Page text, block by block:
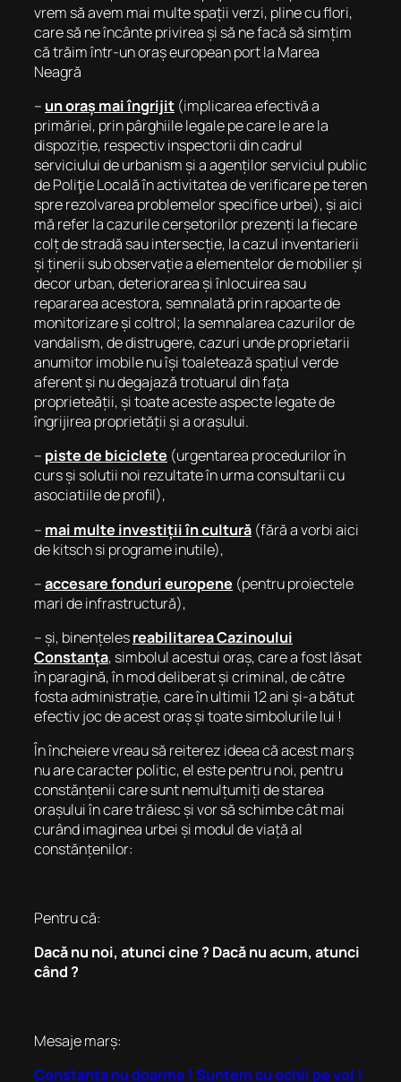
vrem să avem mai multe spații verzi, pline cu flori,
care să ne încânte privirea și să ne facă să simțim
că trăim într-un oraș european port la Marea
Neagră
– un oraș mai îngrijit (implicarea efectivă a
primăriei, prin pârghiile legale pe care le are la
dispoziție, respectiv inspectorii din cadrul
serviciului de urbanism și a agenților serviciul public
de Poliţie Locală în activitatea de verificare pe teren
spre rezolvarea problemelor specifice urbei), și aici
mă refer la cazurile cerșetorilor prezenți la fiecare
colț de stradă sau intersecție, la cazul inventarierii
și ținerii sub observație a elementelor de mobilier și
decor urban, deteriorarea și înlocuirea sau
repararea acestora, semnalată prin rapoarte de
monitorizare și coltrol; la semnalarea cazurilor de
vandalism, de distrugere, cazuri unde proprietarii
anumitor imobile nu își toaletează spațiul verde
aferent și nu degajază trotuarul din fața
proprieteății, și toate aceste aspecte legate de
îngrijirea proprietății și a orașului.
– piste de biciclete (urgentarea procedurilor în
curs și solutii noi rezultate în urma consultarii cu
asociatiile de profil),
– mai multe investiții în cultură (fără a vorbi aici
de kitsch si programe inutile),
–accesare fonduri europene (pentru proiectele
mari de infrastructură),
– și, binențelesreabilitarea Cazinoului
Constanța, simbolul acestui oraș, care a fost lăsat
în paragină, în mod deliberat și criminal, de către
fosta administrație, care în ultimii 12 ani și-a bătut
efectiv joc de acest oraș și toate simbolurile lui !
În încheiere vreau să reiterez ideea că acest marș
nu are caracter politic, el este pentru noi, pentru
constănțenii care sunt nemulțumiți de starea
orașului în care trăiesc și vor să schimbe cât mai
curând imaginea urbei și modul de viață al
constănțenilor:
Pentru că:
Dacă nu noi, atunci cine ? Dacă nu acum, atunci
când ?
Mesaje marș:
Constanța nu doarme ! Suntem cu ochii pe voi !